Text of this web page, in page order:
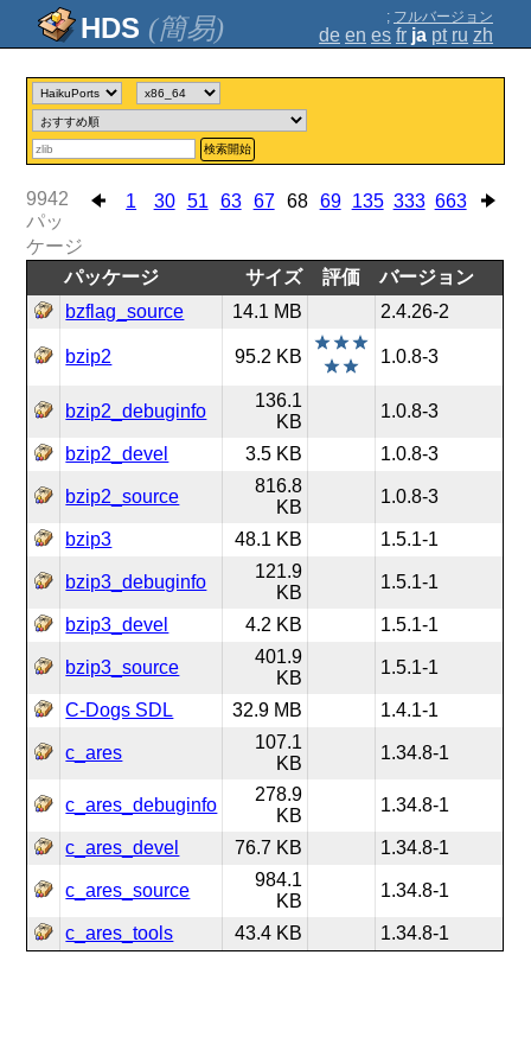
(簡易) ; フルバージョン
de en es fr ja pt ru zh
検索開始
1 30 51 63 67 68 69 135 333 663
9942
パッ
ケージ
パッケージ
サイズ 評価
バージョン
bzflag_source
14.1 MB 2.4.26-2
bzip2 95.2 KB 1.0.8-3
bzip2_debuginfo
136.1
KB
1.0.8-3
bzip2_devel 3.5 KB 1.0.8-3
bzip2_source
816.8
KB
1.0.8-3
bzip3 48.1 KB 1.5.1-1
bzip3_debuginfo
121.9
KB
1.5.1-1
bzip3_devel 4.2 KB 1.5.1-1
bzip3_source
401.9
KB
1.5.1-1
C-Dogs SDL 32.9 MB 1.4.1-1
c_ares
107.1
KB
1.34.8-1
c_ares_debuginfo
278.9
KB
1.34.8-1
c_ares_devel 76.7 KB 1.34.8-1
c_ares_source
984.1
KB
1.34.8-1
c_ares_tools 43.4 KB 1.34.8-1